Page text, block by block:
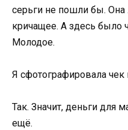
серьги не пошли бы.
кричащее. А здесь было
Молодое.
Я сфотографировала чек
Так. Значит, деньги для
ещё.